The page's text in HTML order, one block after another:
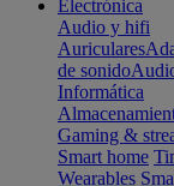
Electrónica
Audio y hifi
Auriculares
de sonido
Informática
Gaming &
Smart home
Wearables